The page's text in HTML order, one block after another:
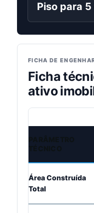
Piso para 5
FICHA DE
Ficha
ativo
Área Construída
Total